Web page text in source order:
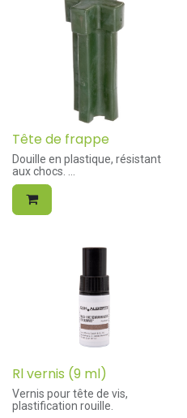
Tête de frappe
Douille en plastique, résistant
aux chocs.
Au fur et à mesure de
l'utilisation, les matériaux
vous recommandons donc de
avant utilisation.
Rl vernis (9 ml)
Vernis pour tête de vis,
plastification rouille.